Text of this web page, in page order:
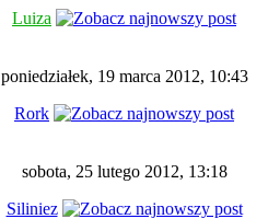
Luiza
poniedziałek, 19 marca 2012, 10:43
Rork
sobota, 25 lutego 2012, 13:18
Siliniez